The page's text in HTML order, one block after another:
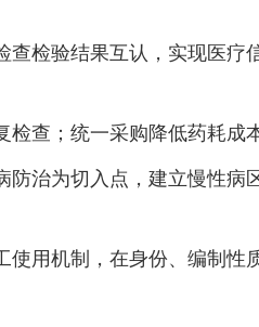
验结果互认，实现医疗
；统一采购降低药耗成
为切入点，建立慢性病
机制，在身份、编制性